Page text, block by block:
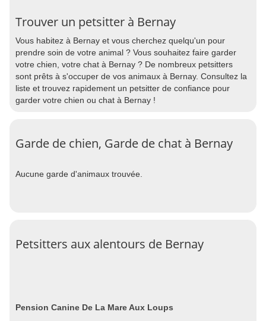
Trouver un petsitter à Bernay
Vous habitez à Bernay et vous cherchez quelqu'un pour
prendre soin de votre animal ? Vous souhaitez faire garder
votre chien, votre chat à Bernay ? De nombreux petsitters
sont prêts à s'occuper de vos animaux à Bernay. Consultez la
liste et trouvez rapidement un petsitter de confiance pour
garder votre chien ou chat à Bernay !
Garde de chien, Garde de chat à Bernay
Aucune garde d'animaux trouvée.
Petsitters aux alentours de Bernay
Pension Canine De La Mare Aux Loups